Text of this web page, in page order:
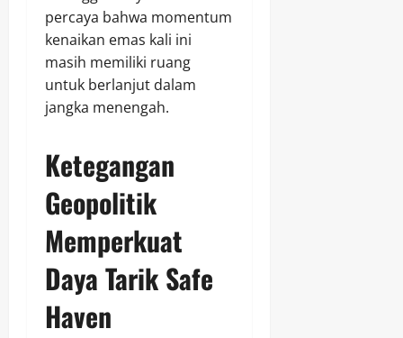
percaya bahwa momentum
kenaikan emas kali ini
masih memiliki ruang
untuk berlanjut dalam
jangka menengah.
Ketegangan
Geopolitik
Memperkuat
Daya Tarik Safe
Haven